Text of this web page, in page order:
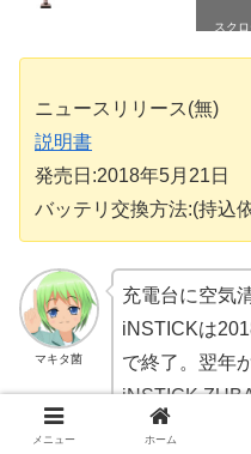
スク
ニュースリリース(無)
説明書
発売日:2018年5月21日
バッテリ交換方法:(持込
マキタ菌
充電台に空気
iNSTICKは
で終了。翌年
iNSTICK
なっている。
メニュー ホーム